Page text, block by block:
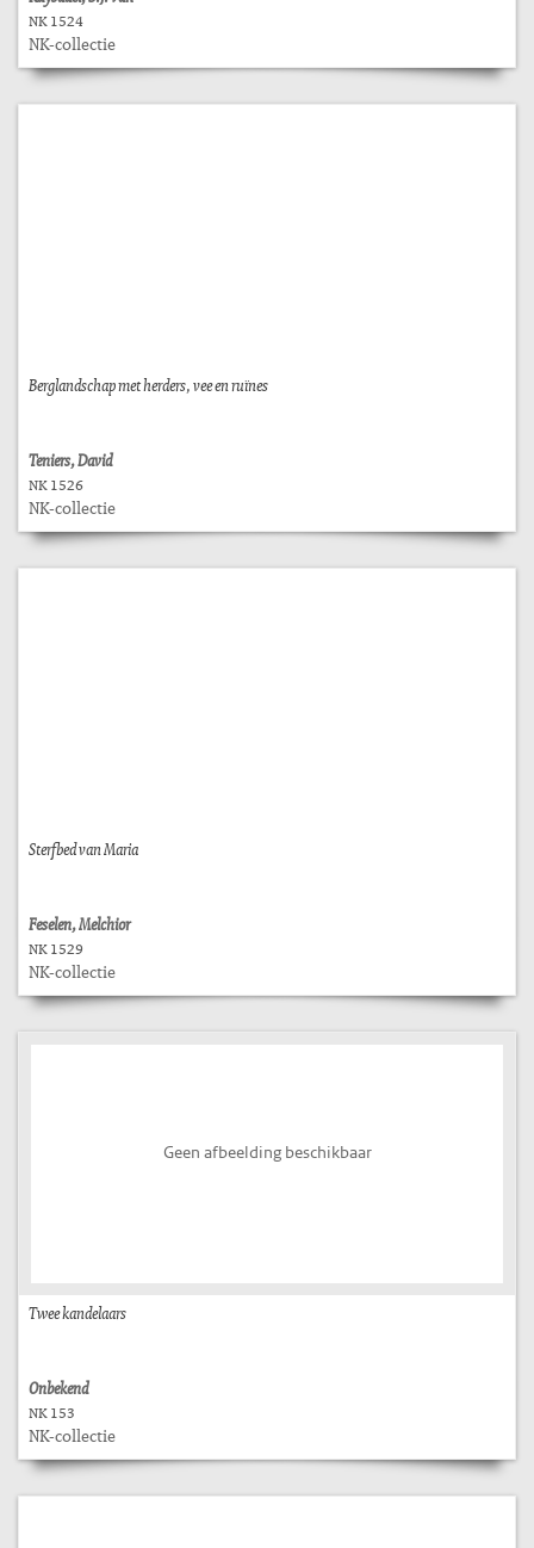
NK 1524
NK-collectie
Berglandschap met herders, vee en ruïnes
Teniers, David
NK 1526
NK-collectie
Sterfbed van Maria
Feselen, Melchior
NK 1529
NK-collectie
Geen afbeelding beschikbaar
Twee kandelaars
Onbekend
NK 153
NK-collectie